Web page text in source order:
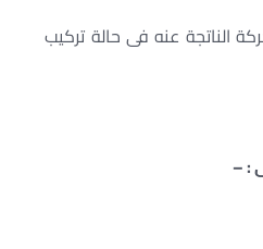
الناتجة عنه فى حالة تركيب
: –